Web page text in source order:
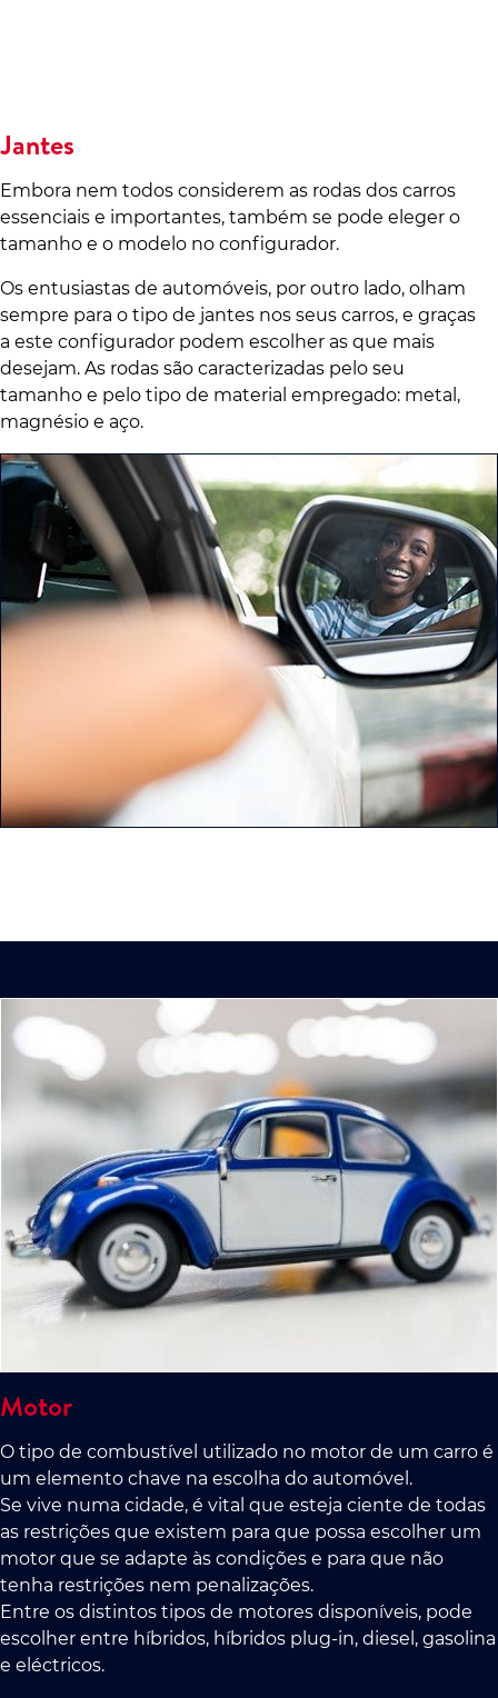
Jantes
Embora nem todos considerem as rodas dos carros
essenciais e importantes, também se pode eleger o
tamanho e o modelo no configurador.
Os entusiastas de automóveis, por outro lado, olham
sempre para o tipo de jantes nos seus carros, e graças
a este configurador podem escolher as que mais
desejam. As rodas são caracterizadas pelo seu
tamanho e pelo tipo de material empregado: metal,
magnésio e aço.
Motor
O tipo de combustível utilizado no motor de um carro é
um elemento chave na escolha do automóvel.
Se vive numa cidade, é vital que esteja ciente de todas
as restrições que existem para que possa escolher um
motor que se adapte às condições e para que não
tenha restrições nem penalizações.
Entre os distintos tipos de motores disponíveis, pode
escolher entre híbridos, híbridos plug-in, diesel, gasolina
e eléctricos.